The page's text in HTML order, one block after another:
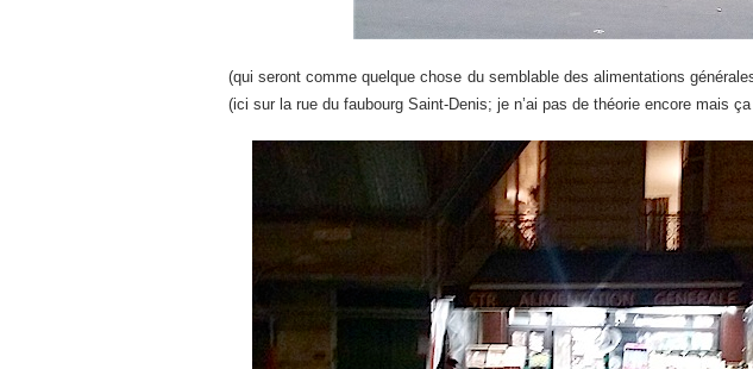
(qui seront comme quelque chose du semblable des alimentations
(ici sur la rue du faubourg Saint-Denis; je n’ai pas de théorie encore mais